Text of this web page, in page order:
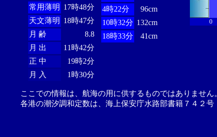
常用薄明 17時48分
天文薄明 18時47分
月 齢
8.8
月 出
11時42分
正 中
19時2分
月 入
1時30分
4時22分
96cm
10時32分 132cm
18時33分
41cm
0
ここでの情報は、航海の用に供するものではありませ
各港の潮汐調和定数は、海上保安庁水路部書籍７４２